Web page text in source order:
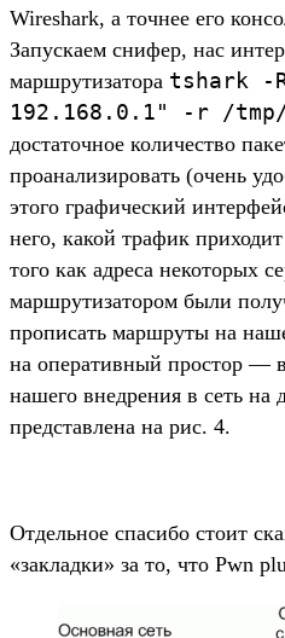
Wireshark, а точнее его
Запускаем снифер, нас
маршрутизатора tshark -
192.168.0.1" -r /
достаточное количество
проанализировать (очень
этого графический
него, какой трафик
того как адреса некоторых
маршрутизатором были
прописать маршруты на
на оперативный простор —
нашего внедрения в сеть на
представлена на рис. 4.
Отдельное спасибо стоит
«закладки» за то, что Pwn